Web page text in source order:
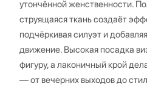
утончённой женственности.
струящаяся ткань создаёт
подчёркивая силуэт и
движение. Высокая посадка
фигуру, а лаконичный крой
— от вечерних выходов до